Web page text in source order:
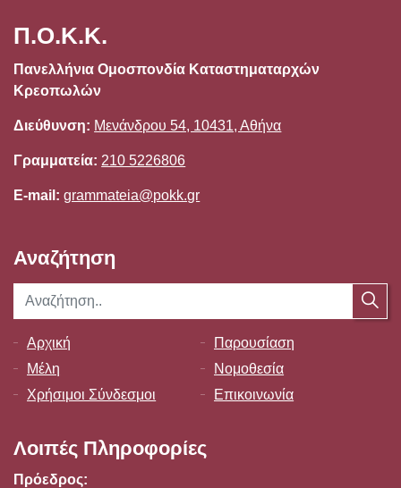
Π.Ο.Κ.Κ.
Πανελλήνια Ομοσπονδία Καταστηματαρχών
Κρεοπωλών
Διεύθυνση: Μενάνδρου 54, 10431, Αθήνα
Γραμματεία: 210 5226806
E-mail: grammateia@pokk.gr
Αναζήτηση
Αρχική
Παρουσίαση
Μέλη
Νομοθεσία
Χρήσιμοι Σύνδεσμοι
Επικοινωνία
Λοιπές Πληροφορίες
Πρόεδρος: